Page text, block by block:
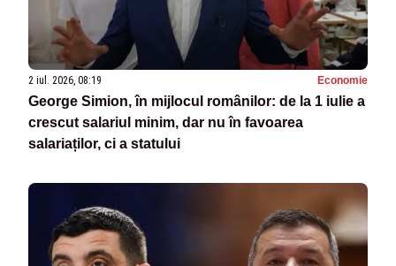
2 iul. 2026, 08:19 Economie
George Simion, în mijlocul românilor: de la 1 iulie a
crescut salariul minim, dar nu în favoarea
salariaților, ci a statului